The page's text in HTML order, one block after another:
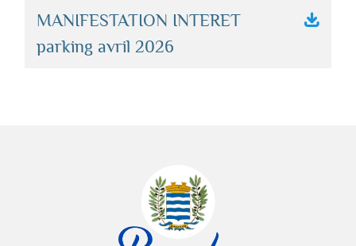
MANIFESTATION INTERET
parking avril 2026